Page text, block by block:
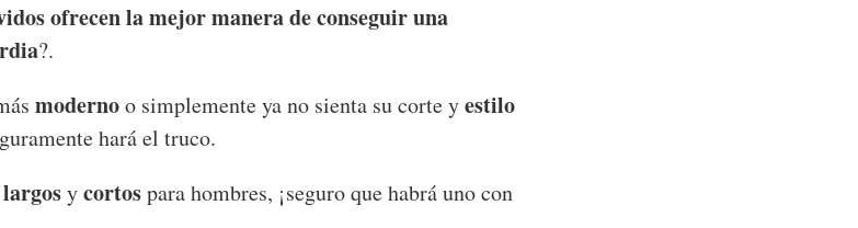
ofrecen la mejor manera de conseguir una
?.
modernoo simplemente ya no sienta su corte yestilo
hará el truco.
ycortospara hombres, ¡seguro que habrá uno con